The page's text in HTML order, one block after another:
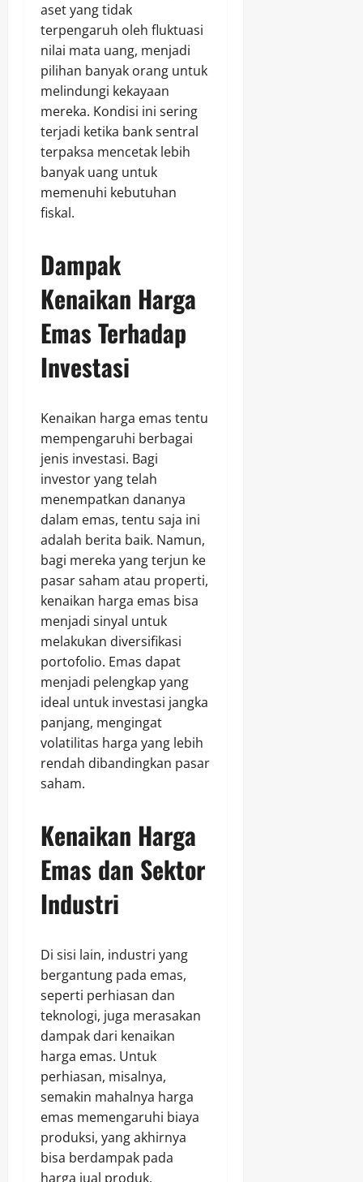
aset yang tidak
terpengaruh oleh fluktuasi
nilai mata uang, menjadi
pilihan banyak orang untuk
melindungi kekayaan
mereka. Kondisi ini sering
terjadi ketika bank sentral
terpaksa mencetak lebih
banyak uang untuk
memenuhi kebutuhan
fiskal.
Dampak
Kenaikan Harga
Emas Terhadap
Investasi
Kenaikan harga emas tentu
mempengaruhi berbagai
jenis investasi. Bagi
investor yang telah
menempatkan dananya
dalam emas, tentu saja ini
adalah berita baik. Namun,
bagi mereka yang terjun ke
pasar saham atau properti,
kenaikan harga emas bisa
menjadi sinyal untuk
melakukan diversifikasi
portofolio. Emas dapat
menjadi pelengkap yang
ideal untuk investasi jangka
panjang, mengingat
volatilitas harga yang lebih
rendah dibandingkan pasar
saham.
Kenaikan Harga
Emas dan Sektor
Industri
Di sisi lain, industri yang
bergantung pada emas,
seperti perhiasan dan
teknologi, juga merasakan
dampak dari kenaikan
harga emas. Untuk
perhiasan, misalnya,
semakin mahalnya harga
emas memengaruhi biaya
produksi, yang akhirnya
bisa berdampak pada
harga jual produk.